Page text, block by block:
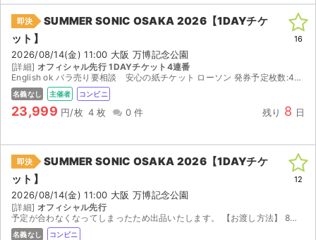
即決
SUMMER SONIC OSAKA 2026【1DAYチケ
ット】
2026/08/14(金) 11:00 大阪 万博記念公園
[詳細] オフィシャル先行 1DAYチケット4連番
English ok バラ売り要相談 安心の紙チケット ローソン 発券予定枚数:4枚 2026/08/09(日) 14:00 ~ 2026/08/17(月) 21:00の間にお受取り...
名義なし 主催者 コンビニ
23,999 円/枚 4 枚 0 件 残り 8 日
16
即決
SUMMER SONIC OSAKA 2026【1DAYチケ
ット】
2026/08/14(金) 11:00 大阪 万博記念公園
[詳細] オフィシャル先行
予定が合わなくなってしまったため出品いたします。 【お渡し方法】 8月7日(金)14:00以降、発券番号をお伝えしますのでセブンイレブンにて発券下さい。 【注意事項】 公演が中止となった場合...
名義なし コンビニ
12